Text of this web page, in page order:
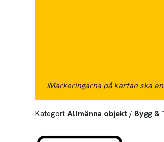
iMarkeringarna på kartan ska
Kategori: Allmänna objekt / Bygg &